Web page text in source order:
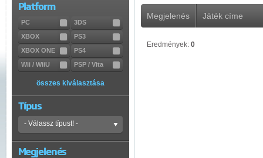
Platform
PC
3DS
XBOX
PS3
XBOX ONE
PS4
Wii / WiiU
PSP / Vita
összes kiválasztása
Típus
Megjelenés
Megjelenés Játék címe
Eredmények: 0